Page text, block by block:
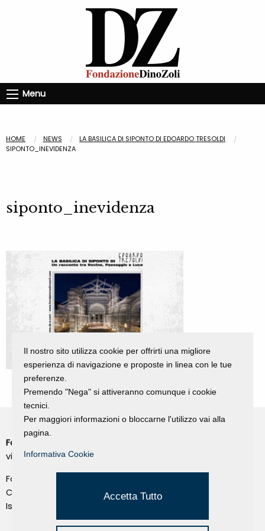
Menu
HOME NEWS
LA BASILICA DI SIPONTO DI EDOARDO TRESOLDI
SIPONTO_INEVIDENZA
siponto_inevidenza
Fondazione Dino Zoli
viale Bologna 288, Forlì
Fondo dot. euro 285.000 i.v.
CF e P.IVA 03692820404
Isc.Reg Per.Giu. n. 10404
Il nostro sito utilizza cookie per offrirti una migliore
esperienza di navigazione e proposte in linea con le tue
preferenze.
Premendo "Nega" si attiveranno comunque i cookie
tecnici.
Per maggiori informazioni o bloccarne l'utilizzo vai alla
pagina.
Informativa Cookie
Accetta Tutto